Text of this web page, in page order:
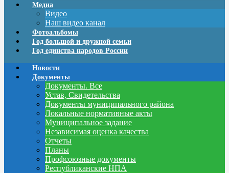
Медиа
Видео
Наш видео канал
Фотоальбомы
Год большой и дружной семьи
Год единства народов России
Новости
Документы
Документы. Все
Устав, Свидетельства
Документы муниципального района
Локальные нормативные акты
Муниципальное задание
Независимая оценка качества
Отчеты
Планы
Профсоюзные документы
Республиканские НПА